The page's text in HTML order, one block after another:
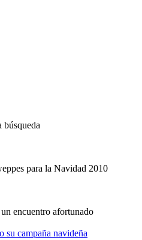
búsqueda
para la Navidad 2010
encuentro afortunado
campaña navideña